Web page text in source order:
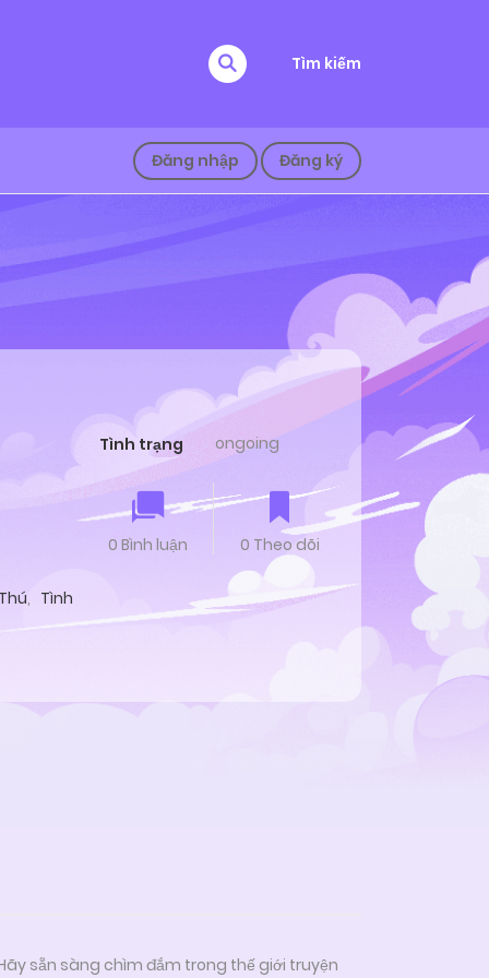
Tìm kiếm
Đăng nhập Đăng ký
, Tình
Tình trạng ongoing
0 Bình luận 0 Theo dõi
sẵn sàng chìm đắm trong thế giới truyện